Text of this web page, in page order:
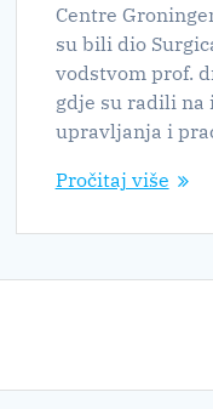
Centre
su bili dio
vodstvom prof.
gdje su radili na
upravljanja i
Pročitaj više